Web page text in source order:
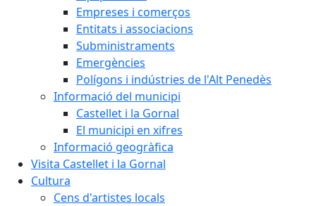
Empreses i comerços
Entitats i associacions
Subministraments
Emergències
Polígons i indústries de l'Alt Penedès
Informació del municipi
Castellet i la Gornal
El municipi en xifres
Informació geogràfica
Visita Castellet i la Gornal
Cultura
Cens d'artistes locals